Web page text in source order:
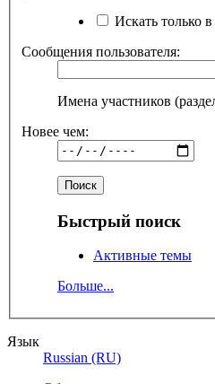
Искать только в
Сообщения пользователя:
Имена участников
Новее чем:
Быстрый поиск
Активные темы
Больше...
Язык
Russian (RU)